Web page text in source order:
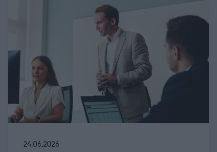
24.06.2026